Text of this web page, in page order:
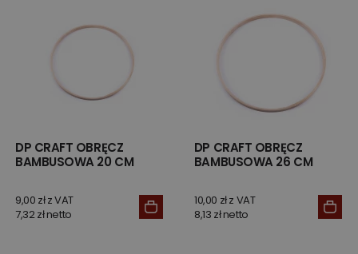
DP CRAFT OBRĘCZ
BAMBUSOWA 20 CM
9,00 zł z VAT
7,32 zł netto
DP CRAFT OBRĘCZ
BAMBUSOWA 26 CM
10,00 zł z VAT
8,13 zł netto